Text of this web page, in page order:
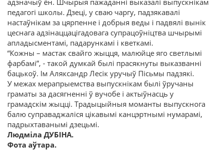
педагогі школы. Дзеці, у сваю чаргу, падзякавалі
настаўнікам за цярпенне і добрыя веды і падвялі вынік
цеснага адзінаццацігадовага супрацоўніцтва шчырымі
апладысментамі, падарункамі і кветкамі.
“Кожны – мастак свайго жыцця, малюйце яго светлымі
фарбамі”, - такой думкай былі прасякнуты выказванні
бацькоў. Ім Аляксандр Лесік уручыў Пісьмы падзякі.
У межах мерапрыемства выпускнікам былі ўручаны
граматы за дасягненні ў вучобе і актыўнасць у
грамадскім жыцці. Традыцыйныя моманты выпускнога
балю суправаджаліся цікавымі канцэртнымі нумарамі,
падрыхтаванымі дзецьмі.
Людміла ДУБІНА.
Фота аўтара.